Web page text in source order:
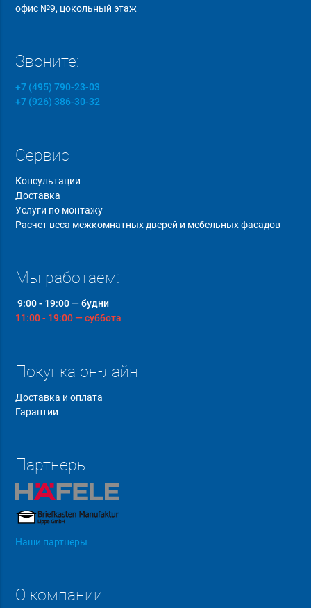
офис №9, цокольный этаж
Звоните:
+7 (495) 790-23-03
+7 (926) 386-30-32
Сервис
Консультации
Доставка
Услуги по монтажу
Расчет веса межкомнатных дверей и мебельных фасадов
Мы работаем:
9:00 - 19:00 — будни
11:00 - 19:00 — суббота
Покупка он-лайн
Доставка и оплата
Гарантии
Партнеры
Наши партнеры
О компании